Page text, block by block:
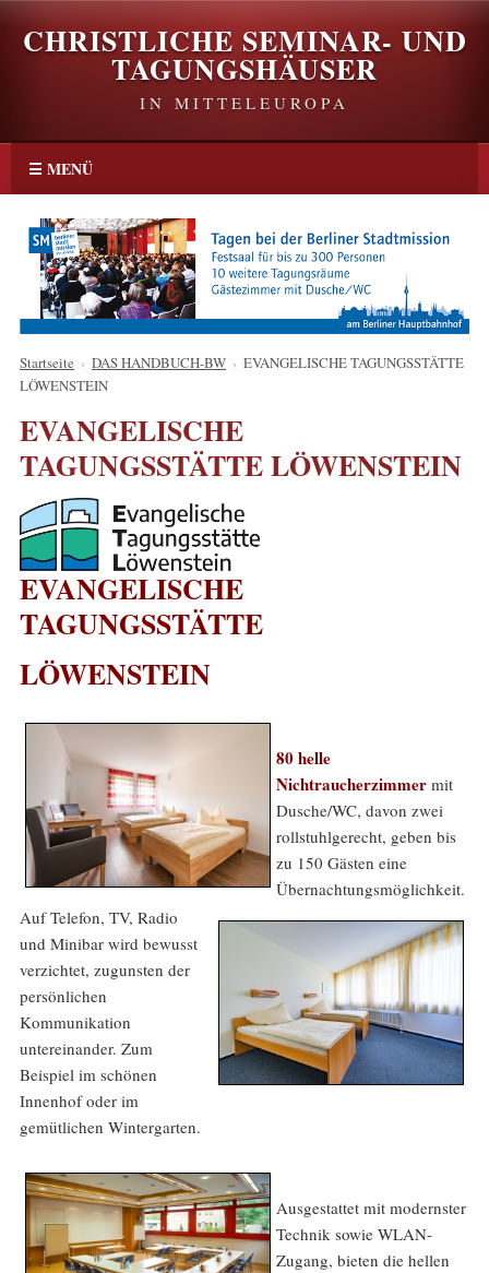
CHRISTLICHE SEMINAR- UND
TAGUNGSHÄUSER
IN MITTELEUROPA
☰ MENÜ
Startseite › DAS HANDBUCH-BW › EVANGELISCHE TAGUNGSSTÄTTE
LÖWENSTEIN
EVANGELISCHE
TAGUNGSSTÄTTE LÖWENSTEIN
EVANGELISCHE
TAGUNGSSTÄTTE
LÖWENSTEIN
80 helle
Nichtraucherzimmer mit
Dusche/WC, davon zwei
rollstuhlgerecht, geben bis
zu 150 Gästen eine
Übernachtungsmöglichkeit.
Auf Telefon, TV, Radio
und Minibar wird bewusst
verzichtet, zugunsten der
persönlichen
Kommunikation
untereinander. Zum
Beispiel im schönen
Innenhof oder im
gemütlichen Wintergarten.
Ausgestattet mit modernster
Technik sowie WLAN-
Zugang, bieten die hellen